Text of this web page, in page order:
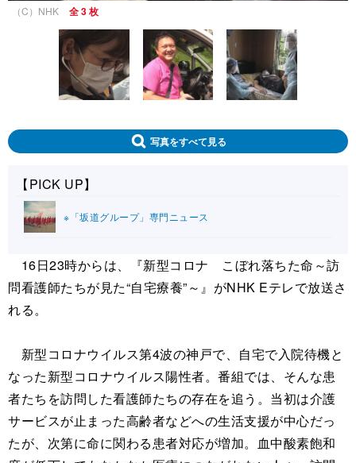
（C）NHK 全 3 枚
写真をすべて見る
【PICK UP】
※「坂道グループ」専門ニュース
16日23時からは、『新型コロナ こぼれ落ちた命～訪
問看護師たちが見た“自宅療養”～』がNHK Eテレで放送さ
れる。
新型コロナウイルス第4波の神戸で、自宅で入院待機と
なった新型コロナウイルス陽性者。番組では、そんな患
者たちを訪問した看護師たちの存在を追う。当初は介護
サービスが止まった高齢者などへの生活支援が中心だっ
たが、次第に命に関わる患者対応が増加。血中酸素飽和